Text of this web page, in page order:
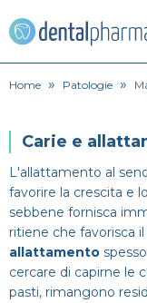
HOME
ESTETICA
Corona dentale
Faccette Dentali
Intarsio dentale
IGIENE ORALE
Igiene orale
Lavare i denti
ORTODONZIA
Apparecchio
PATOLOGIE
Home » Patologie »
Carie e
L'allattamento al
favorire la crescita e
sebbene fornisca
ritiene che favorisca
allattamento
cercare di capirne le
pasti, rimangono